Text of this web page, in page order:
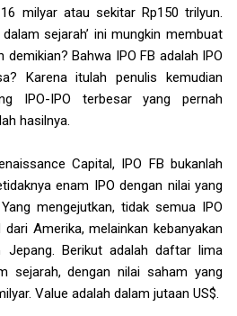
milyar atau sekitar Rp150 trilyun.
sejarah’ ini mungkin membuat
demikian? Bahwa IPO FB adalah IPO
Karena itulah penulis kemudian
IPO-IPO terbesar yang pernah
hasilnya.
Capital, IPO FB bukanlah
enam IPO dengan nilai yang
mengejutkan, tidak semua IPO
Amerika, melainkan kebanyakan
Berikut adalah daftar lima
sejarah, dengan nilai saham yang
Value adalah dalam jutaan US$.